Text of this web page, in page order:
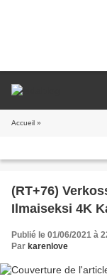
Accueil »
(RT+76)
Ilmaiseksi 4K
Publié le 01/06/2021 à
Par karenlove